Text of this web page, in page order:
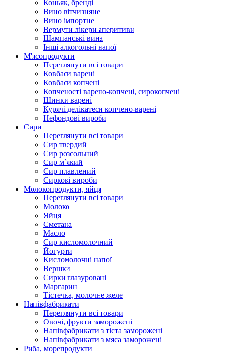
Коньяк, бренді
Вино вітчизняне
Вино імпортне
Вермути лікери аперитиви
Шампанські вина
Інші алкогольні напої
М'ясопродукти
Переглянути всі товари
Ковбаси варені
Ковбаси копчені
Копченості варено-копчені, сирокопчені
Шинки варені
Курячі делікатеси копчено-варені
Нефондові вироби
Сири
Переглянути всі товари
Сир твердий
Сир розсольний
Сир м`який
Сир плавлений
Сиркові вироби
Молокопродукти, яйця
Переглянути всі товари
Молоко
Яйця
Сметана
Масло
Сир кисломолочний
Йогурти
Кисломолочні напої
Вершки
Сирки глазуровані
Маргарин
Тістечка, молочне желе
Напівфабрикати
Переглянути всі товари
Овочі, фрукти заморожені
Напівфабрикати з тіста заморожені
Напівфабрикати з мяса заморожені
Риба, морепродукти